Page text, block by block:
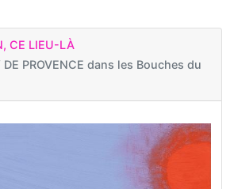
CE LIEU-LÀ
DE PROVENCE dans les Bouches du